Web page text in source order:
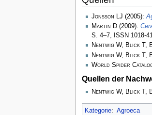
Jonsson LJ (2005):
Martin D(2009):
S. 4–7, ISSN 1018-
Nentwig W, Blick T,
Nentwig W, Blick T,
World Spider
Quellen der
Nentwig W, Blick T,
Kategorie: Agroeca